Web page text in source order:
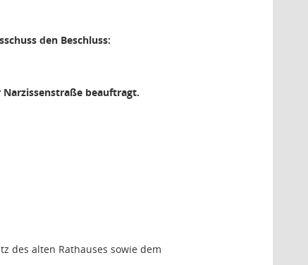
den Beschluss:
beauftragt.
des alten Rathauses sowie dem